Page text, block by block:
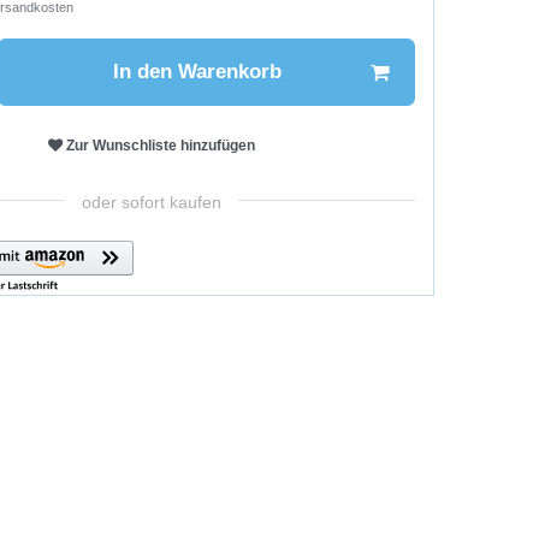
In den Warenkorb
Zur Wunschliste hinzufügen
oder sofort kaufen